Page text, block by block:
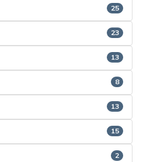
25
23
13
8
13
15
2